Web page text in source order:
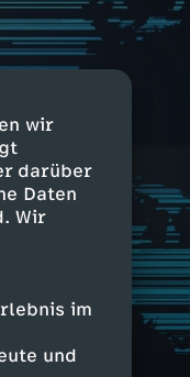
wir
darüber
Daten
Wir
im
und